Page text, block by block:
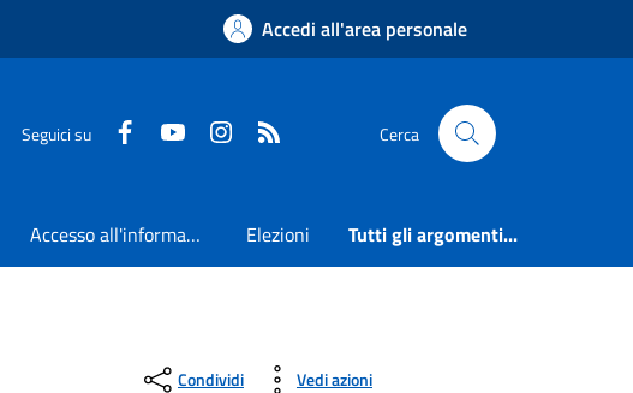
Accedi all'area personale
Seguici su FaceboookYoutubeInstagram Cerca
Accesso all'informazione Elezioni Tutti gli argomenti...
Condividi Vedi azioni